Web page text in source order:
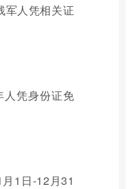
军人凭相关证
凭身份证免
1日-12月31